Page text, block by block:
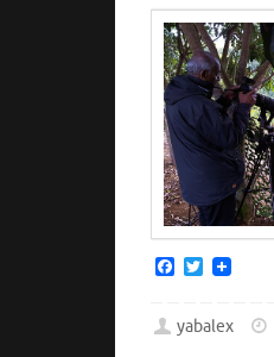
F
e
b
T
t
yabalex